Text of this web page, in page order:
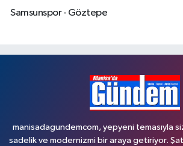
Samsunspor - Göztepe
manisadagundemcom, yepyeni temasıyla
sadelik ve modernizmi bir araya getiriyor.